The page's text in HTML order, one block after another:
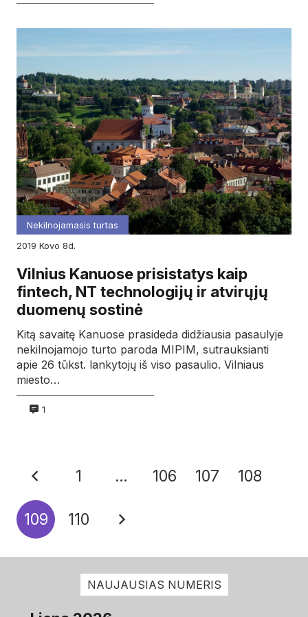
Nekilnojamasis turtas
2019
kovo 8d.
Vilnius Kanuose prisistatys kaip
fintech, NT technologijų ir atvirųjų
duomenų sostinė
Kitą savaitę Kanuose prasideda didžiausia pasaulyje
nekilnojamojo turto paroda MIPIM, sutrauksianti
apie 26 tūkst. lankytojų iš viso pasaulio. Vilniaus
miesto…
1
1 … 106 107 108
109 110
NAUJAUSIAS NUMERIS